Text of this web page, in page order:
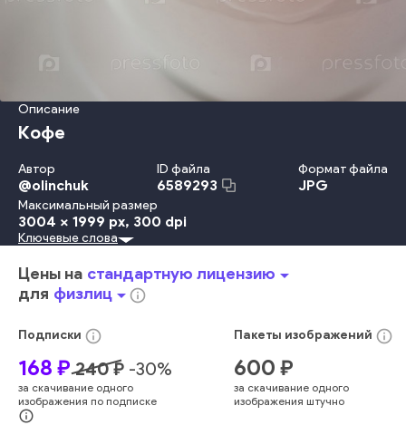
Описание
Кофе
Автор
@olinchuk
ID файла
6589293
Формат файла
JPG
Максимальный размер
3004 x 1999 px, 300 dpi
Любовь Молоко Стол
Кружка Фоновые Изображения Каппучино
Пристрастие
Закрученный
Без Людей
Жар - Температура
Кофе - Напиток
Пенистый Напиток
вкус вкус запах крупный план сердце
романтичный
кофе кофе расслаблять горячий смесь ароматический
напитки
Ключевые слова
Цены на стандартную лицензиюarrow_drop_down
для физлицarrow_drop_downinfo_outline
Подписки info_outline
168 ₽ 240₽ -30%
за скачивание одного
изображения по подписке
info_outline
Пакеты изображений info_outline
600 ₽
за скачивание одного
изображения штучно